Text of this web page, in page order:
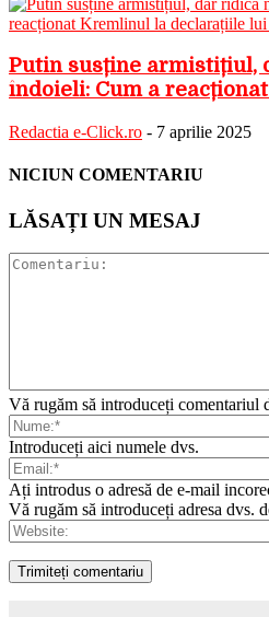
Putin susține armistițiul,
îndoieli: Cum a
Redactia e-Click.ro - 7 aprilie 2025
NICIUN COMENTARIU
LĂSAȚI UN MESAJ
Vă rugăm să introduceți comentariul
Introduceți aici numele dvs.
Ați introdus o adresă de e-mail
Vă rugăm să introduceți adresa dvs.